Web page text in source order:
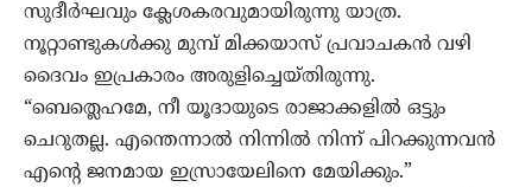
സുദീര്‍ഘവും ക്ലേശകരവുമായിരുന്നു യാത്ര.
നൂറ്റാണ്ടുകള്‍ക്കു മുമ്പ് മിക്കയാസ് പ്രവാചകന്‍ വഴി
ദൈവം ഇപ്രകാരം അരുളിച്ചെയ്തിരുന്നു.
“ബെത്ലെഹമേ, നീ യൂദായുടെ രാജാക്കളില്‍ ഒട്ടും
ചെറുതല്ല. എന്തെന്നാല്‍ നിന്നില്‍ നിന്ന്‍ പിറക്കുന്നവന്‍
എന്‍റെ ജനമായ ഇസ്രായേലിനെ മേയിക്കും.”